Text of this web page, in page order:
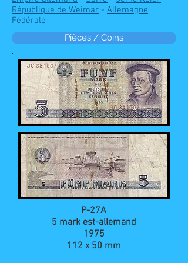
République de Weimar - Allemagne
Fédérale
Pièces / Coins
P-27A
5 mark est-allemand
1975
112 x 50 mm